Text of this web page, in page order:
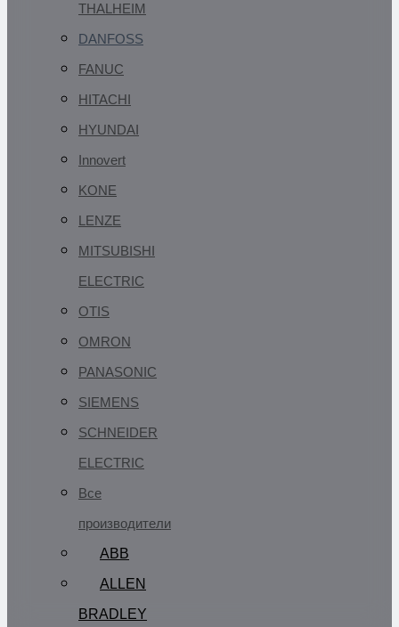
THALHEIM
DANFOSS
FANUC
HITACHI
HYUNDAI
Innovert
KONE
LENZE
MITSUBISHI
ELECTRIC
OTIS
OMRON
PANASONIC
SIEMENS
SCHNEIDER
ELECTRIC
Все
производители
ABB
ALLEN
BRADLEY